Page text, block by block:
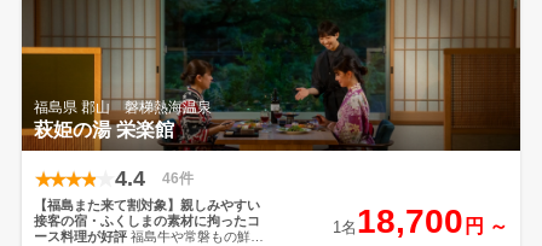
福島県 郡山 磐梯熱海温泉
萩姫の湯 栄楽館
4.4 46件
【福島また来て割対象】親しみやすい
接客の宿・ふくしまの素材に拘ったコ
ース料理が好評 福島牛や常磐もの鮮
1名 18,700 円 ～